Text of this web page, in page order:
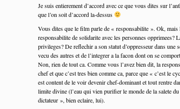
Je suis entierement d’accord avec ce que vous dites sur
que l’on soit d’accord la-dessus
Vous dites que le film parle de « responsabilite ». Ok,
responsabilite de solidarite avec les personnes opprimees?
privileges? De reflechir a son statut d’oppresseur dans une
vecu des autres et de l’integrer a la facon dont on se
Non, rien de tout ca. Comme vous l’avez bien dit, la
chef et que c’est tres bien comme ca, parce que « c’est le
est content de le voir devenir chef-dominant et tout rentre
limite divine (l’eau qui vien purifier le monde de la salete
dictateur », bien eclaire, lui).